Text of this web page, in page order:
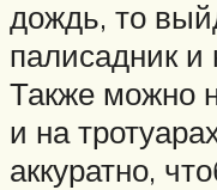
дождь, то
палисадник и
Также можно
и на
аккуратно,